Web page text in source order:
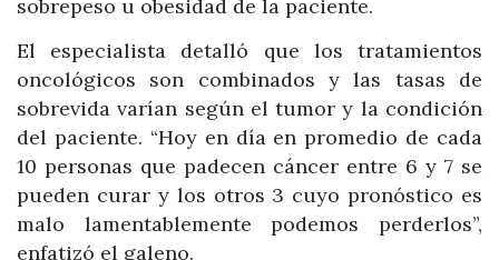
sobrepeso u obesidad de la paciente.
El especialista detalló que los tratamientos
oncológicos son combinados y las tasas de
sobrevida varían según el tumor y la condición
del paciente. “Hoy en día en promedio de cada
10 personas que padecen cáncer entre 6 y 7 se
pueden curar y los otros 3 cuyo pronóstico es
malo lamentablemente podemos perderlos”,
enfatizó el galeno.